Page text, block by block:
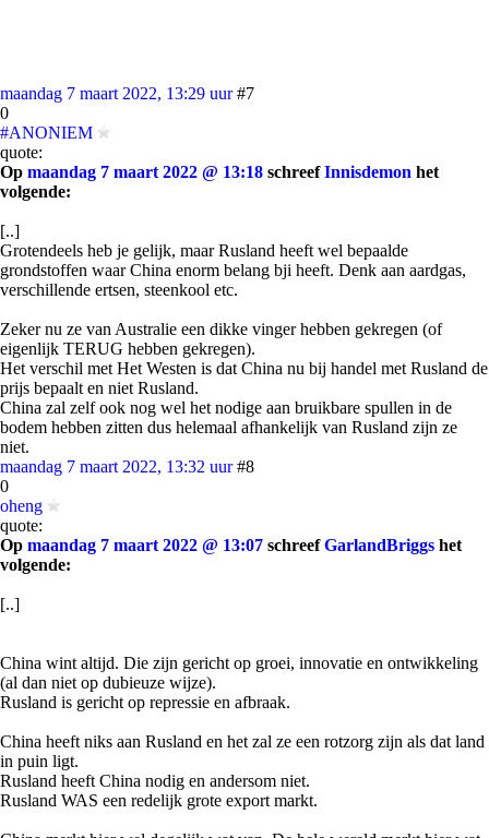
maandag 7 maart 2022, 13:29 uur #7
0
#ANONIEM
quote:
Op maandag 7 maart 2022 @ 13:18 schreefInnisdemon het
volgende:
[..]
Grotendeels heb je gelijk, maar Rusland heeft wel bepaalde
grondstoffen waar China enorm belang bji heeft. Denk aan aardgas,
verschillende ertsen, steenkool etc.
Zeker nu ze van Australie een dikke vinger hebben gekregen (of
eigenlijk TERUG hebben gekregen).
Het verschil met Het Westen is dat China nu bij handel met Rusland de
prijs bepaalt en niet Rusland.
China zal zelf ook nog wel het nodige aan bruikbare spullen in de
bodem hebben zitten dus helemaal afhankelijk van Rusland zijn ze
niet.
maandag 7 maart 2022, 13:32 uur #8
0
oheng
quote:
Op maandag 7 maart 2022 @ 13:07 schreefGarlandBriggs het
volgende:
[..]
China wint altijd. Die zijn gericht op groei, innovatie en ontwikkeling
(al dan niet op dubieuze wijze).
Rusland is gericht op repressie en afbraak.
China heeft niks aan Rusland en het zal ze een rotzorg zijn als dat land
in puin ligt.
Rusland heeft China nodig en andersom niet.
Rusland WAS een redelijk grote export markt.